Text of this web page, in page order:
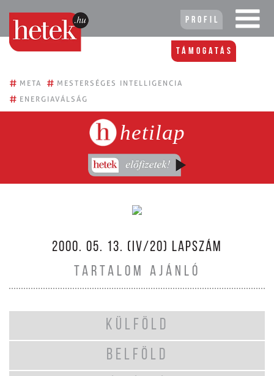
Profil
Támogatás
# META # MESTERSÉGES INTELLIGENCIA
# ENERGIAVÁLSÁG
hetilap
2000. 05. 13. (IV/20) LAPSZÁM
TARTALOM AJÁNLÓ
KÜLFÖLD
BELFÖLD